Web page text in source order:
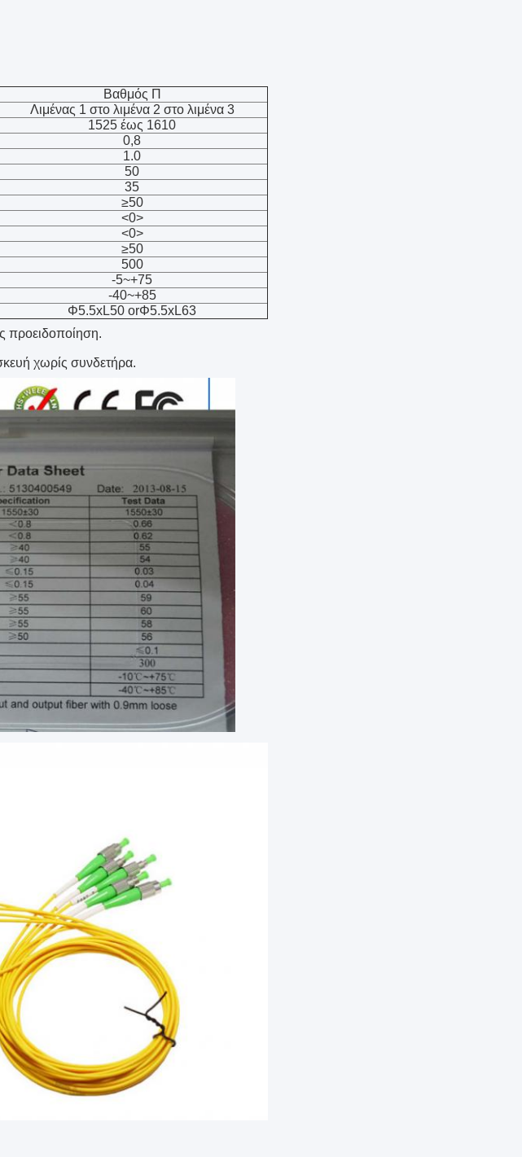
Βαθμός Π
Λιμένας 1 στο λιμένα 2 στο λιμένα 3
1525 έως 1610
0,8
1.0
50
35
≥50
<0>
<0>
≥50
500
-5~+75
-40~+85
Φ5.5xL50 orΦ5.5xL63
προειδοποίηση.
χωρίς συνδετήρα.